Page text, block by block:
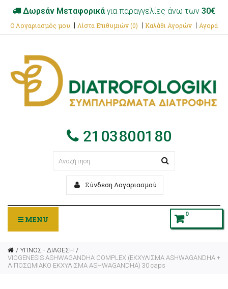
Δωρεάν Μεταφορικά για παραγγελίες άνω των 30€
Ο Λογαριασμός μου Λίστα Επιθυμιών (0) Καλάθι Αγορών Αγορά
2103800180
Σύνδεση Λογαριασμού
0
MENU
ΥΠΝΟΣ - ΔΙΑΘΕΣΗ
VIOGENESIS ASHWAGANDHA COMPLEX (ΕΚΧΥΛΙΣΜΑ ASHWAGANDHA +
ΛΙΠΟΣΩΜΙΑΚΟ ΕΚΧΥΛΙΣΜΑ ASHWAGANDHA) 30 caps